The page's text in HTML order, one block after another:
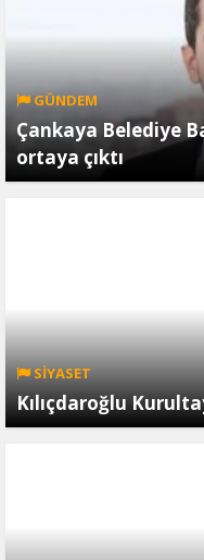
GÜNDEM
Çankaya Belediye
ortaya çıktı
SİYASET
Kılıçdaroğlu